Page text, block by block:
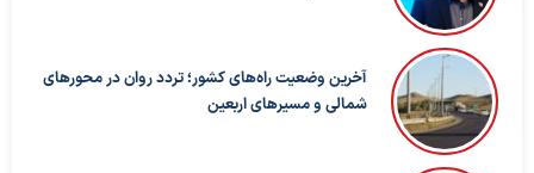
آخرین وضعیت راه‌های کشور؛ تردد روان در محورهای
شمالی و مسیرهای اربعین